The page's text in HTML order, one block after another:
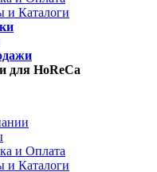
и Каталоги
для HoReCa
и Оплата
и Каталоги